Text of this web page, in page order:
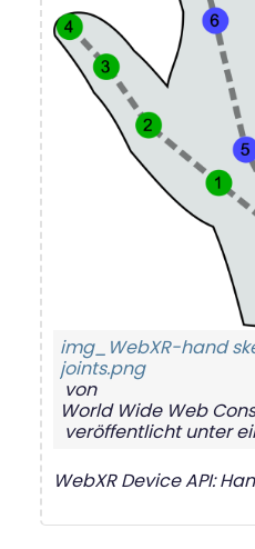
img_WebXR-hand
joints.png
von
World Wide Web
veröffentlicht unter
WebXR Device API: